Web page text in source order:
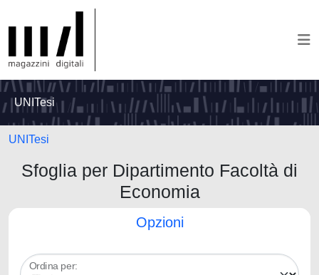
UNITesi
UNITesi
Sfoglia per Dipartimento Facoltà di
Economia
Opzioni
Ordina per: